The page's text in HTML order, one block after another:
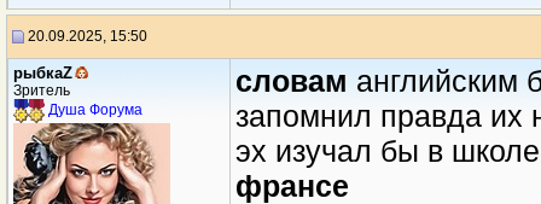
20.09.2025, 15:50
рыбкаZ
Зритель
Душа Форума
словам английским
запомнил правда их
эх изучал бы в
франсе